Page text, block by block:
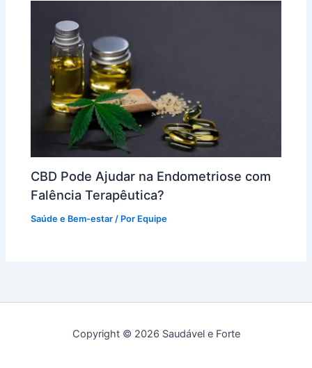
CBD Pode Ajudar na Endometriose com
Falência Terapêutica?
Saúde e Bem-estar / Por Equipe
Copyright © 2026 Saudável e Forte